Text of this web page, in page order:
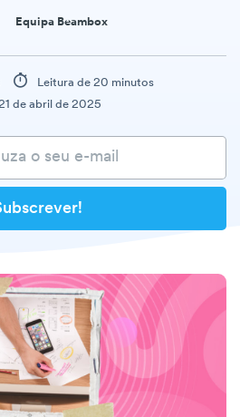
Equipa Beambox
Leitura de 20 minutos
de abril de 2025